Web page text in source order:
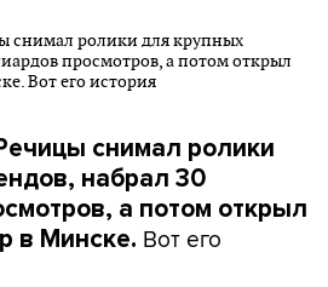
снимал ролики
набрал 30
а потом открыл
в Минске. Вот его